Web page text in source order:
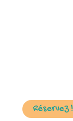
Réservez !